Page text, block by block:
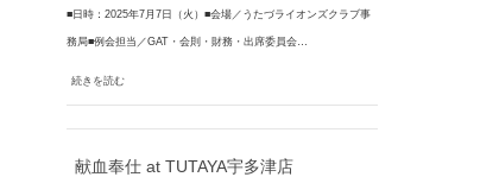
■日時：2025年7月7日（火）■会場／うたづライオンズクラブ事
務局■例会担当／GAT・会則・財務・出席委員会…
続きを読む
献血奉仕 at TUTAYA宇多津店